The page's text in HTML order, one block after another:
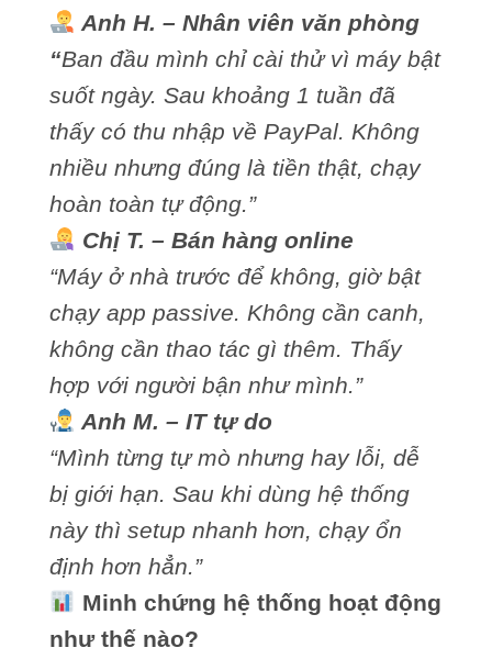
Anh H. – Nhân viên văn phòng
“Ban đầu mình chỉ cài thử vì máy bật
suốt ngày. Sau khoảng 1 tuần đã
thấy có thu nhập về PayPal. Không
nhiều nhưng đúng là tiền thật, chạy
hoàn toàn tự động.”
Chị T. – Bán hàng online
“Máy ở nhà trước để không, giờ bật
chạy app passive. Không cần canh,
không cần thao tác gì thêm. Thấy
hợp với người bận như mình.”
Anh M. – IT tự do
“Mình từng tự mò nhưng hay lỗi, dễ
bị giới hạn. Sau khi dùng hệ thống
này thì setup nhanh hơn, chạy ổn
định hơn hẳn.”
Minh chứng hệ thống hoạt động
như thế nào?